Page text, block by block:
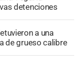
detenciones
a una
de grueso calibre